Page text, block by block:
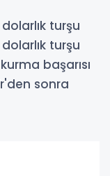
turşu
turşu
başarısı
sonra